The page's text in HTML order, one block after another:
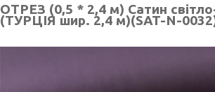
ОТРЕЗ (0,5 * 2,4 м) Сатин
(ТУРЦІЯ шир. 2,4 м)(SAT-N-